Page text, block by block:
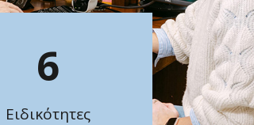
Ειδικότητες
6